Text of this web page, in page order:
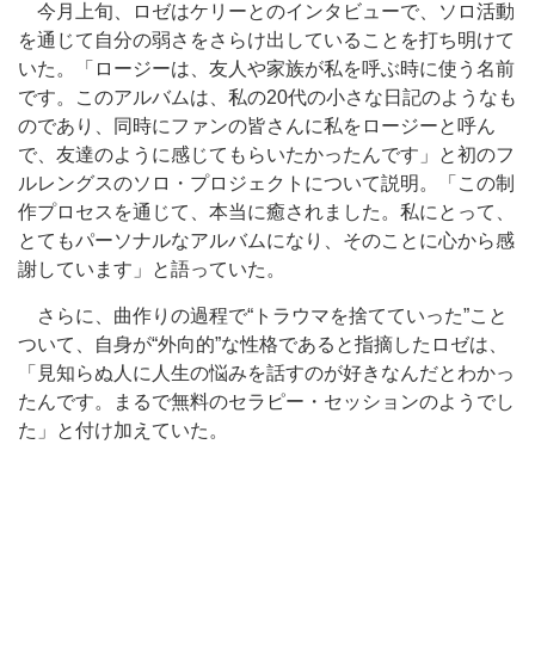
今月上旬、ロゼはケリーとのインタビューで、ソロ活動
を通じて自分の弱さをさらけ出していることを打ち明けて
いた。「ロージーは、友人や家族が私を呼ぶ時に使う名前
です。このアルバムは、私の20代の小さな日記のようなも
のであり、同時にファンの皆さんに私をロージーと呼ん
で、友達のように感じてもらいたかったんです」と初のフ
ルレングスのソロ・プロジェクトについて説明。「この制
作プロセスを通じて、本当に癒されました。私にとって、
とてもパーソナルなアルバムになり、そのことに心から感
謝しています」と語っていた。
さらに、曲作りの過程で“トラウマを捨てていった”こと
ついて、自身が“外向的”な性格であると指摘したロゼは、
「見知らぬ人に人生の悩みを話すのが好きなんだとわかっ
たんです。まるで無料のセラピー・セッションのようでし
た」と付け加えていた。